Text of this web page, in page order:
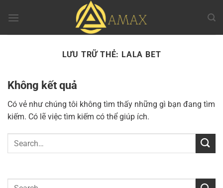
đến
LƯU TRỮ THẺ: LALA BET
Không kết quả
Có vẻ như chúng tôi không tìm thấy những gì bạn đang tìm
kiếm. Có lẽ việc tìm kiếm có thể giúp ích.